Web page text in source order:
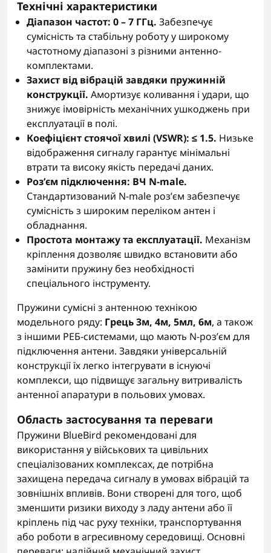
Технічні характеристики
Діапазон частот: 0 – 7 ГГц. Забезпечує
сумісність та стабільну роботу у широкому
частотному діапазоні з різними антенно-
комплектами.
Захист від вібрацій завдяки пружинній
конструкції. Амортизує коливання і удари, що
знижує імовірність механічних ушкоджень при
експлуатації в полі.
Коефіцієнт стоячої хвилі (VSWR): ≤ 1.5. Низьке
відображення сигналу гарантує мінімальні
втрати та високу якість передачі даних.
Роз’єм підключення: ВЧ N-male.
Стандартизований N-male роз’єм забезпечує
сумісність з широким переліком антен і
обладнання.
Простота монтажу та експлуатації. Механізм
кріплення дозволяє швидко встановити або
замінити пружину без необхідності
спеціального інструменту.
Пружини сумісні з антенною технікою
модельного ряду: Грець 3м, 4м, 5мл, 6м, а також
з іншими РЕБ-системами, що мають N-роз’єм для
підключення антени. Завдяки універсальній
конструкції їх легко інтегрувати в існуючі
комплекси, що підвищує загальну витривалість
антенної апаратури в польових умовах.
Область застосування та переваги
Пружини BlueBird рекомендовані для
використання у військових та цивільних
спеціалізованих комплексах, де потрібна
захищена передача сигналу в умовах вібрацій та
зовнішніх впливів. Вони створені для того, щоб
зменшити ризики виходу з ладу антени або її
кріплень під час руху техніки, транспортування
або роботи в агресивному середовищі. Основні